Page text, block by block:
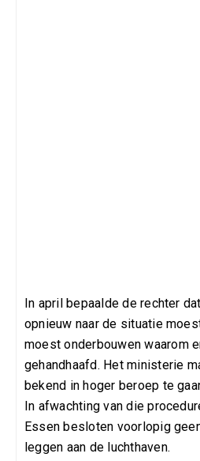
In april bepaalde de rechter
opnieuw naar de situatie
moest onderbouwen waarom
gehandhaafd. Het ministerie
bekend in hoger beroep te
In afwachting van die
Essen besloten voorlopig
leggen aan de luchthaven.